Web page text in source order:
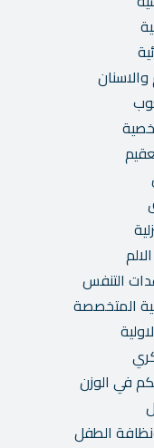
والاسنان
التنفس
المتخصصة
في الوزن
الطفل